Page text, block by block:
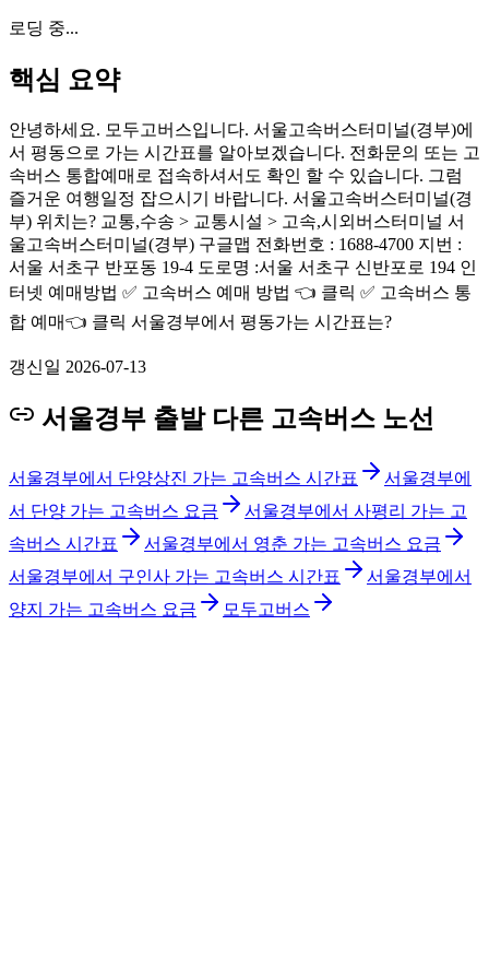
로딩 중...
핵심 요약
안녕하세요. 모두고버스입니다. 서울고속버스터미널(경부)에
서 평동으로 가는 시간표를 알아보겠습니다. 전화문의 또는 고
속버스 통합예매로 접속하셔서도 확인 할 수 있습니다. 그럼
즐거운 여행일정 잡으시기 바랍니다. 서울고속버스터미널(경
부) 위치는? 교통,수송 > 교통시설 > 고속,시외버스터미널 서
울고속버스터미널(경부) 구글맵 전화번호 : 1688-4700 지번 :
서울 서초구 반포동 19-4 도로명 :서울 서초구 신반포로 194 인
터넷 예매방법 ✅ 고속버스 예매 방법 👈 클릭 ✅ 고속버스 통
합 예매👈 클릭 서울경부에서 평동가는 시간표는?
갱신일 2026-07-13
서울경부 출발 다른 고속버스 노선
서울경부에서 단양상진 가는 고속버스 시간표
서울경부에
서 단양 가는 고속버스 요금
서울경부에서 사평리 가는 고
속버스 시간표
서울경부에서 영춘 가는 고속버스 요금
서울경부에서 구인사 가는 고속버스 시간표
서울경부에서
양지 가는 고속버스 요금
모두고버스